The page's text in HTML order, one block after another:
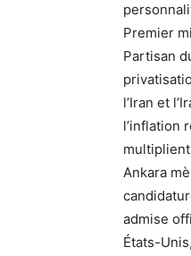
Premier
Partisan
l’Iran et
l’inflation
Ankara
admise
États-